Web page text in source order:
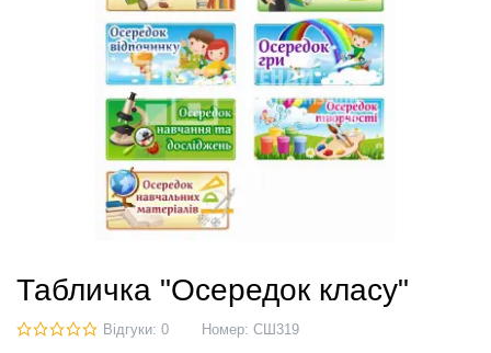
Табличка "Осередок класу"
Відгуки: 0 Номер: СШ319